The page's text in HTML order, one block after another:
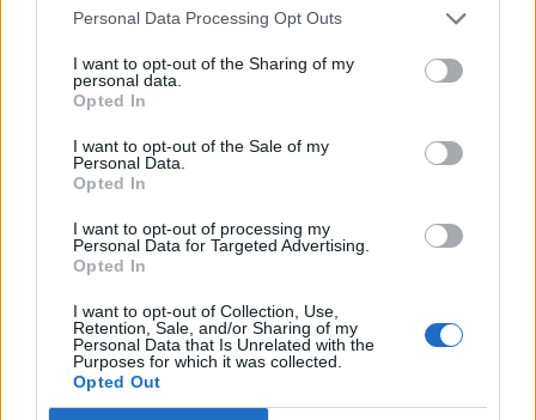
Personal Data Processing Opt Outs
I want to opt-out of the Sharing of my
personal data.
Opted In
I want to opt-out of the Sale of my
Personal Data.
Opted In
I want to opt-out of processing my
Personal Data for Targeted Advertising.
Opted In
I want to opt-out of Collection, Use,
Retention, Sale, and/or Sharing of my
Personal Data that Is Unrelated with the
Purposes for which it was collected.
Opted Out
Autore